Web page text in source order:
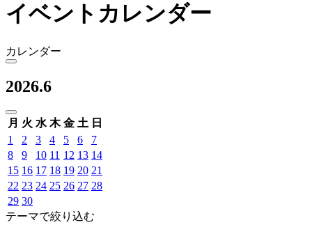
イベントカレンダー
カレンダー
2026.6
月 火 水 木 金 土 日
1
2 3 4 5 6
7
8
9 10 11 12 13 14
15 16 17 18 19 20 21
22 23 24 25 26 27 28
29 30
テーマで絞り込む